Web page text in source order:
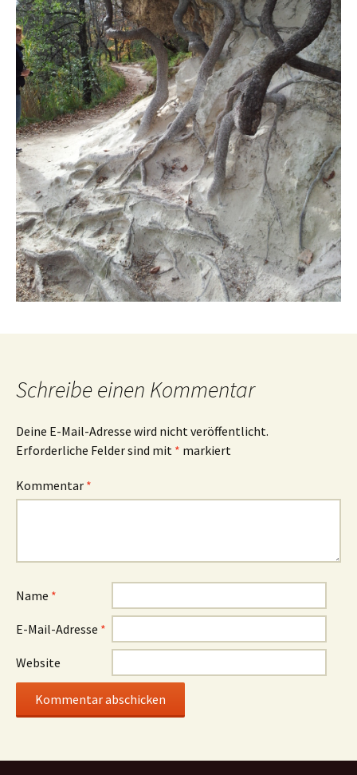
Schreibe einen Kommentar
Deine E-Mail-Adresse wird nicht veröffentlicht.
Erforderliche Felder sind mit * markiert
Kommentar *
Name *
E-Mail-Adresse *
Website